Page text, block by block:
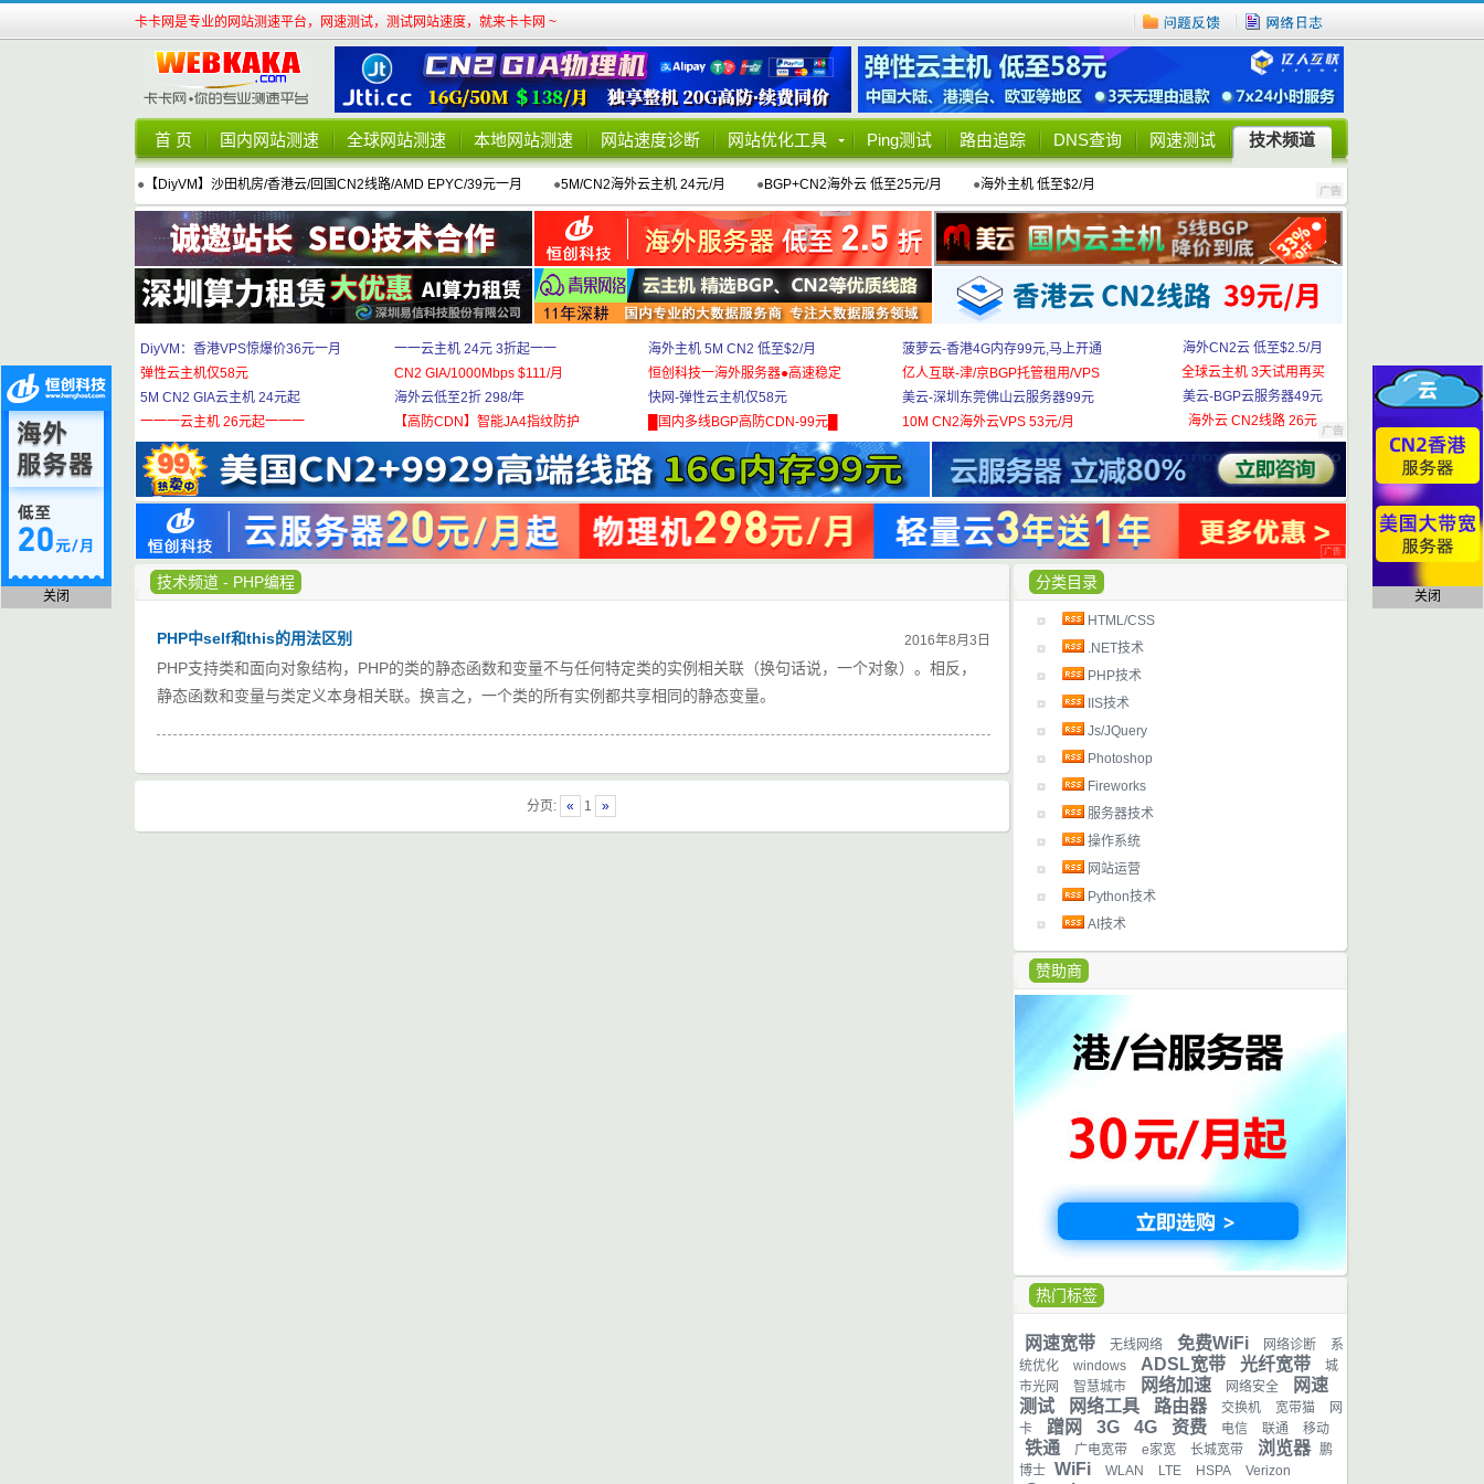
卡卡网是专业的网站测速平台，网速测试，测试网站速度，就来卡卡网 ~
首 页 国内网站测速 全球网站测速 本地网站测速 网站速度诊断 网站优化工具 Ping测试 路由追踪 DNS查询 网速测试 技术频道
● 【DiyVM】沙田机房/香港云/回国CN2线路/AMD EPYC/39元一月 ●5M/CN2海外云主机 24元/月 ●BGP+CN2海外云 低至25元/月 ●海外主机 低至$2/月
DiyVM：香港VPS惊爆价36元一月
弹性云主机仅58元
5M CN2 GIA云主机 24元起
一一一云主机 26元起一一一
一一云主机 24元 3折起一一
CN2 GIA/1000Mbps $111/月
海外云低至2折 298/年
【高防CDN】智能JA4指纹防护
海外主机 5M CN2 低至$2/月
恒创科技一海外服务器●高速稳定
快网-弹性云主机仅58元
█国内多线BGP高防CDN-99元█
菠萝云-香港4G内存99元,马上开通
亿人互联-津/京BGP托管租用/VPS
美云-深圳东莞佛山云服务器99元
10M CN2海外云VPS 53元/月
海外CN2云 低至$2.5/月
全球云主机 3天试用再买
美云-BGP云服务器49元
海外云 CN2线路 26元
分类目录
HTML/CSS
.NET技术
PHP技术
IIS技术
Js/JQuery
Photoshop
Fireworks
服务器技术
操作系统
网站运营
Python技术
AI技术
赞助商
热门标签
网速宽带 无线网络 免费WiFi 网络诊断
系
统优化
windows ADSL宽带 光纤宽带
城
市光网
智慧城市 网络加速 网络安全
网速
测试
网络工具 路由器 交换机 宽带猫
网
卡
蹭网 3G 4G 资费 电信 联通 移动
铁通 广电宽带 e家宽 长城宽带 浏览器 鹏
博士 WiFi WLAN LTE HSPA Verizon
技术频道 - PHP编程
2016年8月3日
PHP中self和this的用法区别
PHP支持类和面向对象结构，PHP的类的静态函数和变量不与任何特定类的实例相关联（换句话说，一个对象）。相反，
静态函数和变量与类定义本身相关联。换言之，一个类的所有实例都共享相同的静态变量。
分页: « 1 »
关闭 关闭